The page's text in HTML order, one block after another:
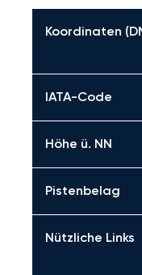
Koordinaten
IATA-Code
Höhe ü. NN
Pistenbelag
Nützliche Links